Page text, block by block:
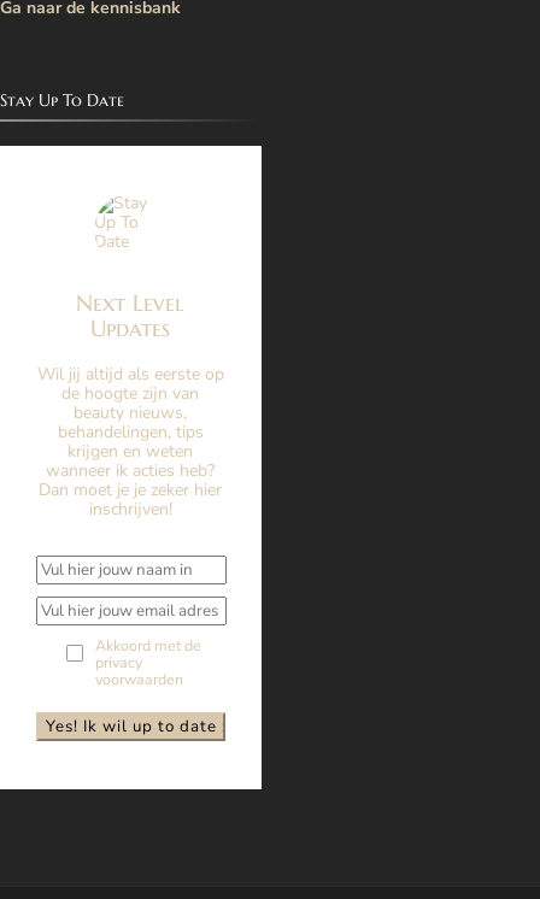
Ga naar de kennisbank
Stay Up To Date
Next Level
Updates
Wil jij altijd als eerste op
de hoogte zijn van
beauty nieuws,
behandelingen, tips
krijgen en weten
wanneer ik acties heb?
Dan moet je je zeker hier
inschrijven!
Akkoord met de
privacy
voorwaarden